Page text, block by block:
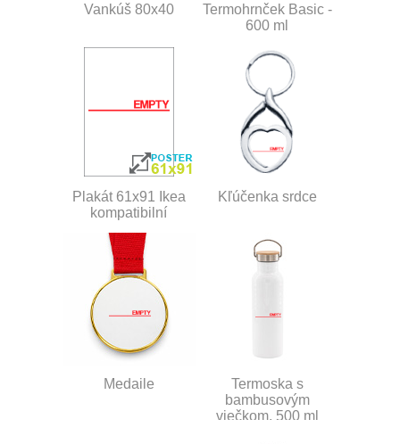
Vankúš 80x40
Termohrnček Basic -
600 ml
Plakát 61x91 Ikea
kompatibilní
Kľúčenka srdce
Medaile
Termoska s
bambusovým
viečkom, 500 ml